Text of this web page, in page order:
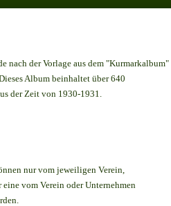
nach der Vorlage aus dem "Kurmarkalbum"
Album beinhaltet über 640
der Zeit von 1930-1931.
nur vom jeweiligen Verein,
eine vom Verein oder Unternehmen